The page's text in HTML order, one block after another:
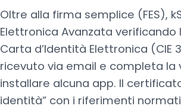
Oltre alla firma semplice (FES),
Elettronica Avanzata
Carta d’Identità Elettronica (CIE
ricevuto via email e completa la
installare alcuna app. Il
identità” con i riferimenti